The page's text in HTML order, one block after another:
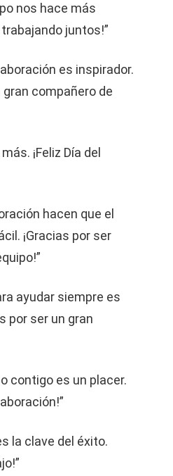
nos hace más
juntos!”
es inspirador.
compañero de
¡Feliz Día del
hacen que el
¡Gracias por ser
ayudar siempre es
por ser un gran
contigo es un placer.
la clave del éxito.